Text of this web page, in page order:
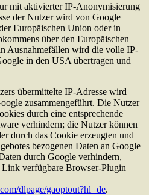
mit aktivierter IP-Anonymisierung
der Nutzer wird von Google
Europäischen Union oder in
über den Europäischen
Ausnahmefällen wird die volle IP-
in den USA übertragen und
übermittelte IP-Adresse wird
zusammengeführt. Die Nutzer
durch eine entsprechende
verhindern; die Nutzer können
durch das Cookie erzeugten und
bezogenen Daten an Google
durch Google verhindern,
Link verfügbare Browser-Plugin
dlpage/gaoptout?hl=de.